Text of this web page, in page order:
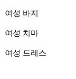
여성 바지
여성 치마
여성 드레스